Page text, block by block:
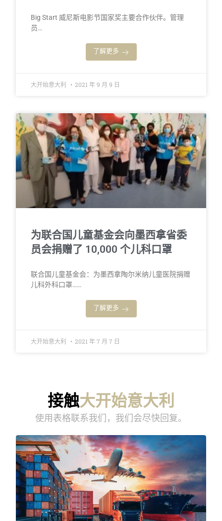
Big Start 威尼斯电影节国家奖主要合作伙伴。管理
员…
了解更多
大开始意大利 2021 年 9 月 9 日
为联合国儿童基金会向墨西拿省委
员会捐赠了 10,000 个儿科口罩
联合国儿童基金会：为墨西拿陶尔米纳儿童医院捐赠
儿科外科口罩……
了解更多
大开始意大利 2021 年 7 月 7 日
接触大开始意大利
使用表格联系我们，我们会尽快回复。